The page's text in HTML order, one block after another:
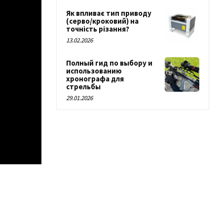
Як впливає тип приводу
(серво/кроковий) на
точність різання?
13.02.2026
Полный гид по выбору и
использованию
хронографа для
стрельбы
29.01.2026